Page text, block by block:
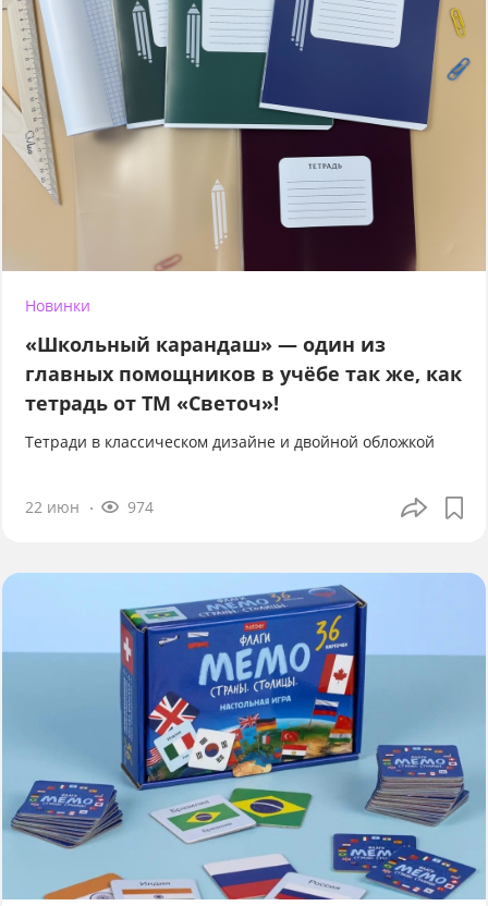
Новинки
«Школьный карандаш» — один из
главных помощников в учёбе так же, как
тетрадь от ТМ «Светоч»!
Тетради в классическом дизайне и двойной обложкой
22 июн 974